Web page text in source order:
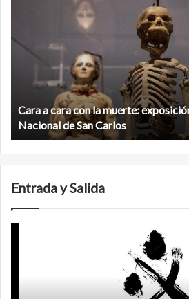
con la muerte: exposición en el Museo
San Carlos
Entrada y Salida